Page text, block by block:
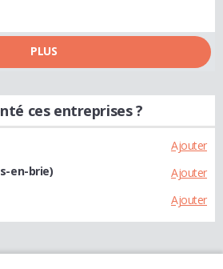
PLUS
ces entreprises ?
Ajouter
Ajouter
en-brie)
Ajouter